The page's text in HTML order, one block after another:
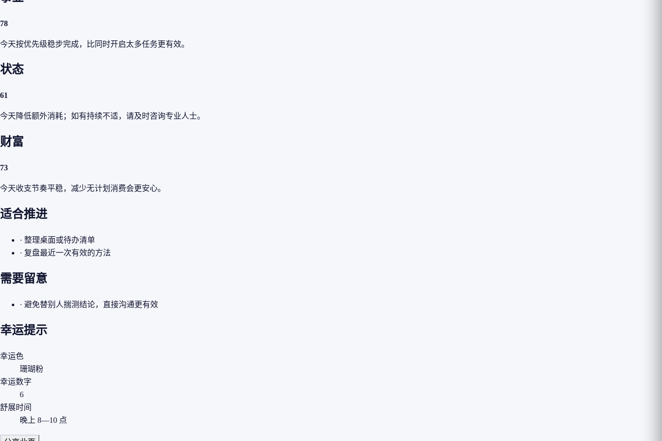
78
今天按优先级稳步完成，比同时开启太多任务更有效。
状态
61
今天降低额外消耗；如有持续不适，请及时咨询专业人士。
财富
73
今天收支节奏平稳，减少无计划消费会更安心。
适合推进
· 整理桌面或待办清单
· 复盘最近一次有效的方法
需要留意
· 避免替别人揣测结论，直接沟通更有效
幸运提示
幸运色
珊瑚粉
幸运数字
6
舒展时间
晚上 8—10 点